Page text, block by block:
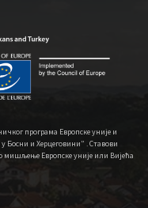
програма Европске уније и
и Херцеговини” . Ставови
мишљење Европске уније или Вијећа